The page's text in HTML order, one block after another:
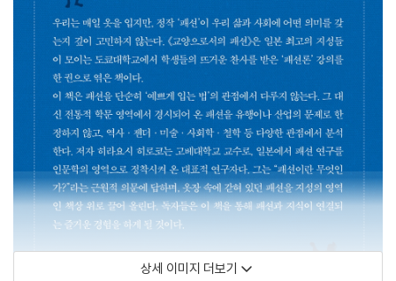
상세 이미지 더보기